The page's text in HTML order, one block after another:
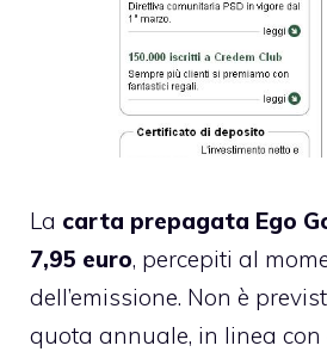
La carta prepagata Ego
7,95 euro, percepiti al
dell’emissione. Non è
quota annuale, in linea